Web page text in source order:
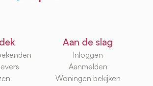
Aan de slag
Inloggen
Aanmelden
Woningen bekijken